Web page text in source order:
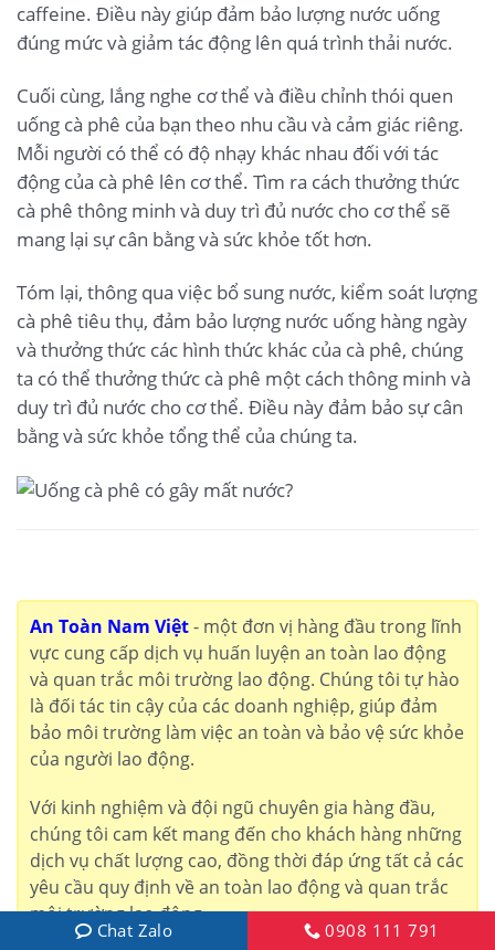
caffeine. Điều này giúp đảm bảo lượng nước uống
đúng mức và giảm tác động lên quá trình thải nước.
Cuối cùng, lắng nghe cơ thể và điều chỉnh thói quen
uống cà phê của bạn theo nhu cầu và cảm giác riêng.
Mỗi người có thể có độ nhạy khác nhau đối với tác
động của cà phê lên cơ thể. Tìm ra cách thưởng thức
cà phê thông minh và duy trì đủ nước cho cơ thể sẽ
mang lại sự cân bằng và sức khỏe tốt hơn.
Tóm lại, thông qua việc bổ sung nước, kiểm soát lượng
cà phê tiêu thụ, đảm bảo lượng nước uống hàng ngày
và thưởng thức các hình thức khác của cà phê, chúng
ta có thể thưởng thức cà phê một cách thông minh và
duy trì đủ nước cho cơ thể. Điều này đảm bảo sự cân
bằng và sức khỏe tổng thể của chúng ta.
An Toàn Nam Việt- một đơn vị hàng đầu trong lĩnh
vực cung cấp dịch vụ huấn luyện an toàn lao động
và quan trắc môi trường lao động. Chúng tôi tự hào
là đối tác tin cậy của các doanh nghiệp, giúp đảm
bảo môi trường làm việc an toàn và bảo vệ sức khỏe
của người lao động.
Với kinh nghiệm và đội ngũ chuyên gia hàng đầu,
chúng tôi cam kết mang đến cho khách hàng những
dịch vụ chất lượng cao, đồng thời đáp ứng tất cả các
yêu cầu quy định về an toàn lao động và quan trắc
môi trường lao động.
Chat Zalo 0908 111 791